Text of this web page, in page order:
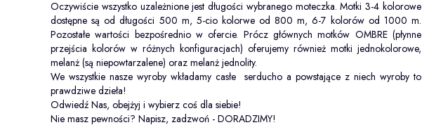
Oczywiście wszystko uzależnione jest długości wybranego moteczka. Motki 3-4 kolorowe
dostępne są od długości 500 m, 5-cio kolorwe od 800 m, 6-7 kolorów od 1000 m.
Pozostałe wartości bezpośrednio w ofercie. Prócz głównych motków OMBRE (płynne
przejścia kolorów w różnych konfiguracjach) oferujemy również motki jednokolorowe,
melanż (są niepowtarzalene) oraz melanż jednolity.
We wszystkie nasze wyroby wkładamy casłe serducho a powstające z niech wyroby to
prawdziwe dzieła!
Odwiedź Nas, obejżyj i wybierz coś dla siebie!
Nie masz pewności? Napisz, zadzwoń - DORADZIMY!